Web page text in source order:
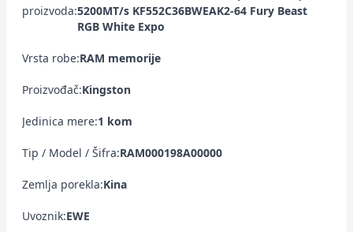
proizvoda:5200MT/s KF552C36BWEAK2-64 Fury Beast
RGB White Expo
Vrsta robe:RAM memorije
Proizvođač:Kingston
Jedinica mere:1 kom
Tip / Model / Šifra:RAM000198A00000
Zemlja porekla:Kina
Uvoznik:EWE